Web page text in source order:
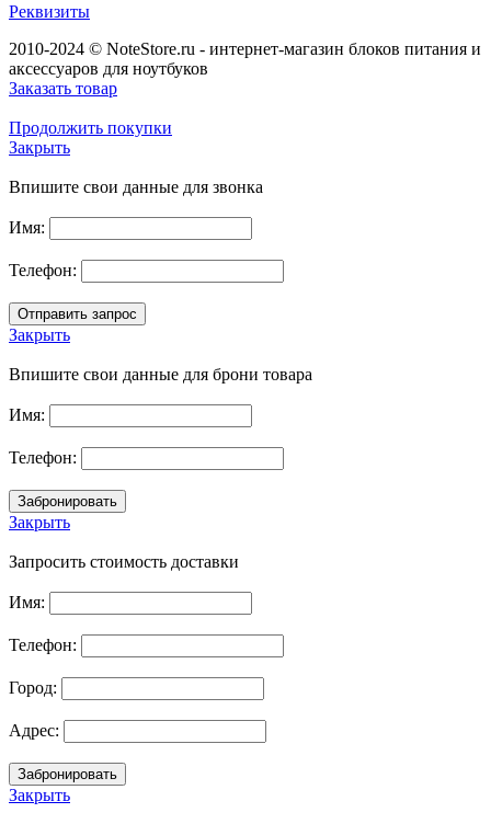
Реквизиты
2010-2024 © NoteStore.ru - интернет-магазин блоков питания и
аксессуаров для ноутбуков
Заказать товар
Продолжить покупки
Закрыть
Впишите свои данные для звонка
Имя:
Телефон:
Закрыть
Впишите свои данные для брони товара
Имя:
Телефон:
Закрыть
Запросить стоимость доставки
Имя:
Телефон:
Город:
Адрес:
Закрыть